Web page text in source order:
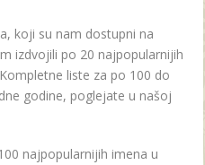
koji su nam dostupni na
izdvojili po 20 najpopularnijih
liste za po 100 do
godine, poglejate u našoj
najpopularnijih imena u